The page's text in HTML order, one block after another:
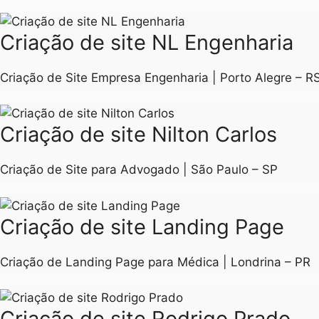
Criação de site NL Engenharia
Criação de Site Empresa Engenharia | Porto Alegre –
Criação de site Nilton Carlos
Criação de Site para Advogado | São Paulo – SP
Criação de site Landing Page
Criação de Landing Page para Médica | Londrina – PR